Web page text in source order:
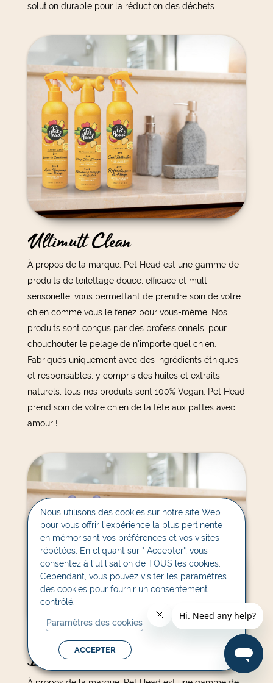
solution durable pour la réduction des déchets.
Ultimutt Clean
À propos de la marque: Pet Head est une gamme de
produits de toilettage douce, efficace et multi-
sensorielle, vous permettant de prendre soin de votre
chien comme vous le feriez pour vous-même. Nos
produits sont conçus par des professionnels, pour
chouchouter le pelage de n'importe quel chien.
Fabriqués uniquement avec des ingrédients éthiques
et responsables, y compris des huiles et extraits
naturels, tous nos produits sont 100% Vegan. Pet Head
prend soin de votre chien de la tête aux pattes avec
amour !
Berry Bright
Nous utilisons des cookies sur notre site Web
pour vous offrir l'expérience la plus pertinente
en mémorisant vos préférences et vos visites
répétées. En cliquant sur " Accepter", vous
consentez à l'utilisation de TOUS les cookies.
Cependant, vous pouvez visiter les paramètres
des cookies pour fournir un consentement
contrôlé.
Paramètres des cookies
ACCEPTER